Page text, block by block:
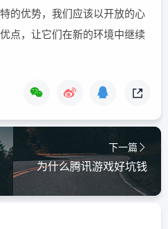
的优势，我们应该以开放的心
点，让它们在新的环境中继续
下一篇
为什么腾讯游戏好坑钱